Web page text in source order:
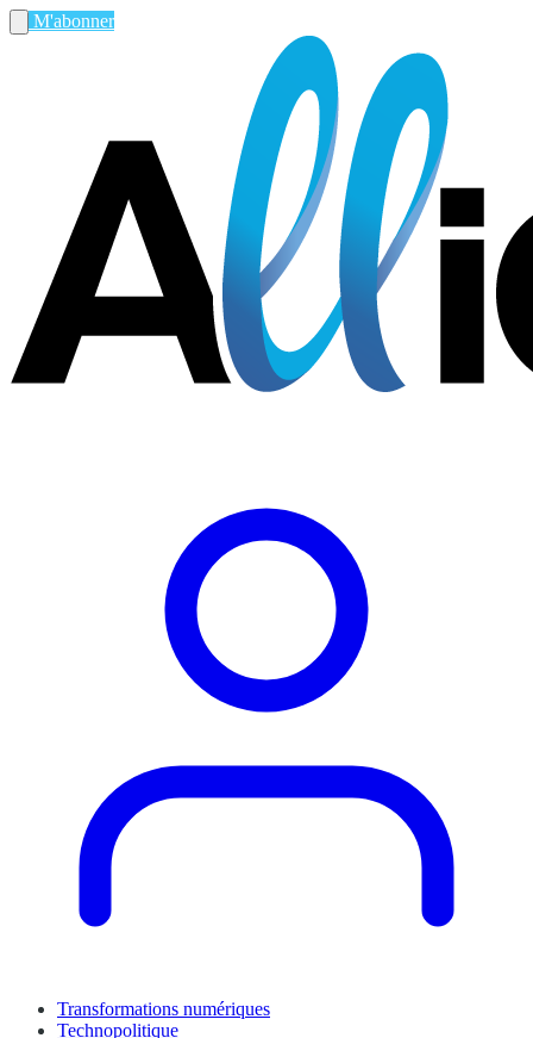
M'abonner
Transformations numériques
Technopolitique